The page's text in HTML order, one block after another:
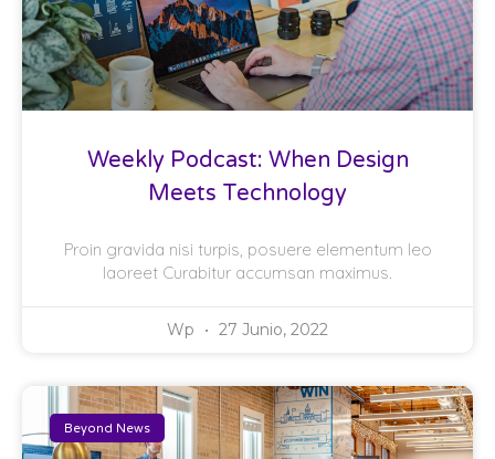
Weekly Podcast: When Design
Meets Technology
Proin gravida nisi turpis, posuere elementum leo
laoreet Curabitur accumsan maximus.
Wp 27 Junio, 2022
Beyond News